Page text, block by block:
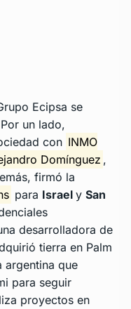
Ecipsa se
un lado,
con INMO
Domínguez ,
firmó la
para IsraelySan
desarrolladora de
tierra en Palm
argentina que
para seguir
proyectos en